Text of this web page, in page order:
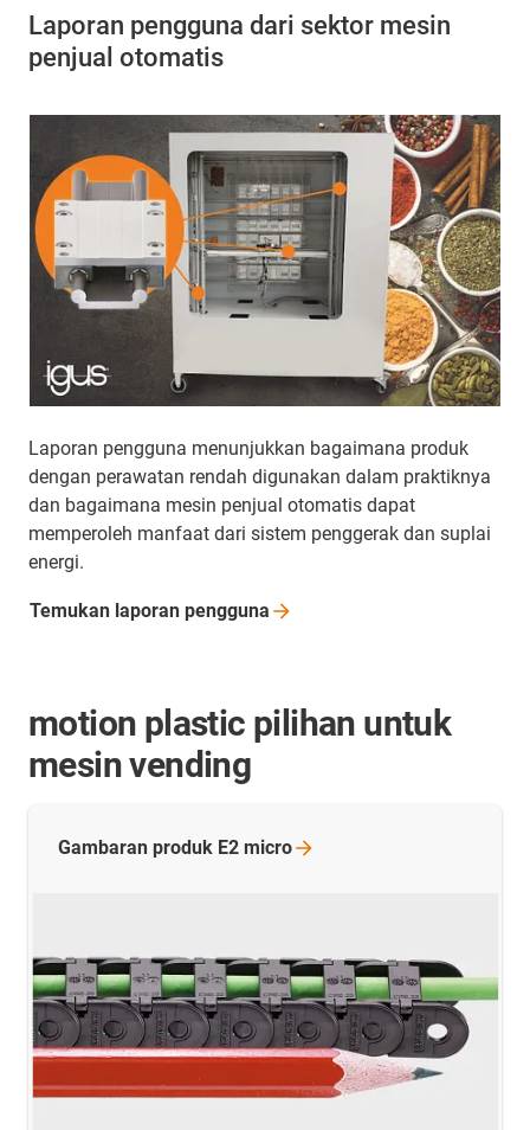
Laporan pengguna dari sektor mesin
penjual otomatis
Laporan pengguna menunjukkan bagaimana produk
dengan perawatan rendah digunakan dalam praktiknya
dan bagaimana mesin penjual otomatis dapat
memperoleh manfaat dari sistem penggerak dan suplai
energi.
Temukan laporan pengguna
motion plastic pilihan untuk
mesin vending
Gambaran produk E2 micro